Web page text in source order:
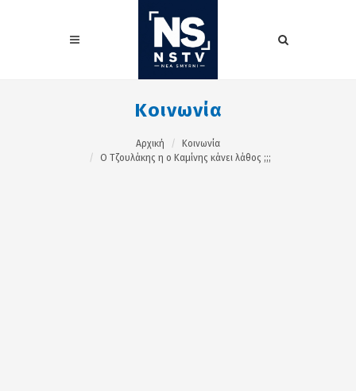
Κοινωνία
Αρχική
Κοινωνία
Ο Τζουλάκης η ο Καμίνης κάνει λάθος ;;;